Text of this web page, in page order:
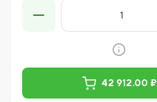
42 912.00 ₽